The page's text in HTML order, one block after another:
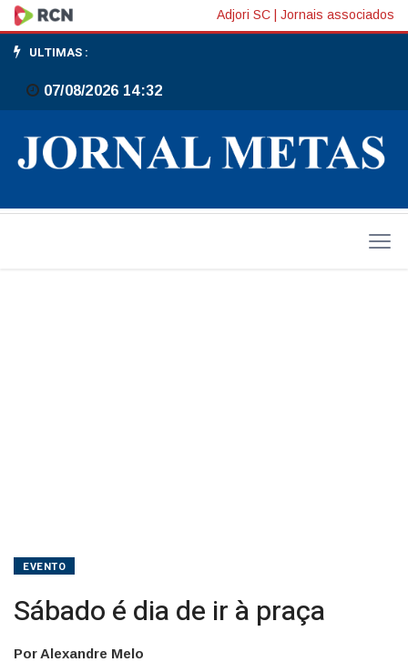
Sábado
é
dia
de
ir
à
Adjori SC Jornais associados
ULTIMAS :
07/08/2026 14:32
EVENTO
Sábado é dia de ir à praça
Por Alexandre Melo